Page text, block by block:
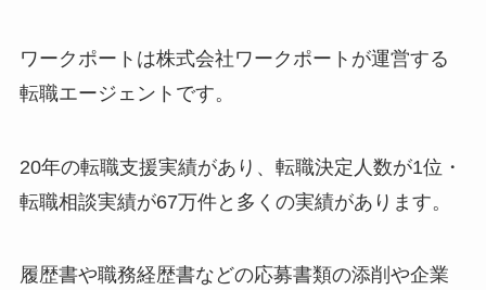
ワークポートは株式会社ワークポートが運営する
転職エージェントです。
20年の転職支援実績があり、転職決定人数が1位・
転職相談実績が67万件と多くの実績があります。
履歴書や職務経歴書などの応募書類の添削や企業